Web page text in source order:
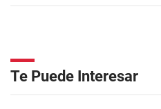
Te Puede Interesar